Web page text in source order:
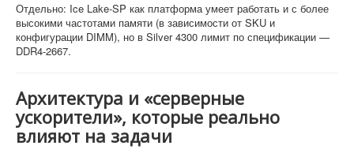
Отдельно: Ice Lake-SP как платформа умеет работать и с более
высокими частотами памяти (в зависимости от SKU и
конфигурации DIMM), но в Silver 4300 лимит по спецификации —
DDR4-2667.
Архитектура и «серверные
ускорители», которые реально
влияют на задачи